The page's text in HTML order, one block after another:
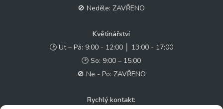
🚫 Neděle: ZAVŘENO
Květinářství
🕑 Ut – Pá: 9:00 - 12:00 │ 13:00 - 17:00
🕑 So: 9:00 – 15:00
🚫 Ne - Po: ZAVŘENO
Rychlý kontakt: